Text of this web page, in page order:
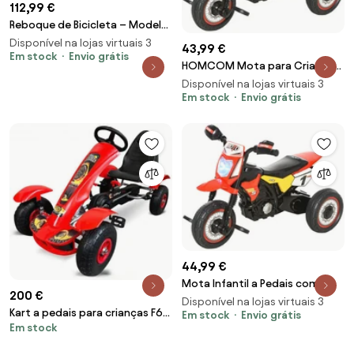
112,99 €
Reboque de Bicicleta – Modelo
Reykjavik – 179x42x59 – Preto
Disponível na lojas virtuais 3
Em stock
Envio grátis
43,99 €
HOMCOM Mota para Crianças
acima de 18 Meses Mota a
Pedais para Crianças com 3
71x40x51 cm Vermelho | Aosom
Portugal
Disponível na lojas virtuais 3
Em stock
Envio grátis
200 €
Kart a pedais para crianças F618
Vermelho
Em stock
44,99 €
Mota Infantil a Pedais com
Luzes e Sons – 71x40x51 cm –
Vermelha
Disponível na lojas virtuais 3
Em stock
Envio grátis